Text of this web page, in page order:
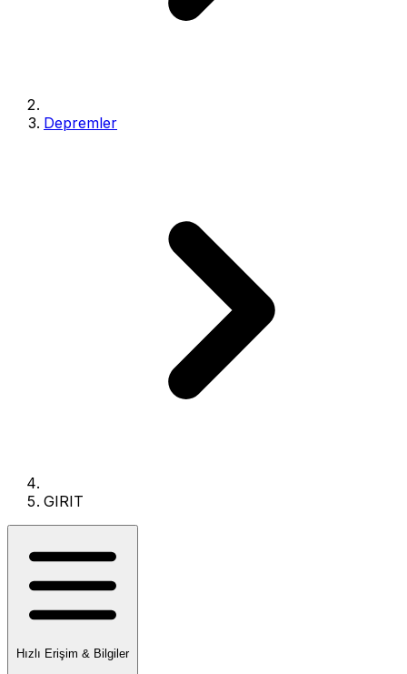
Depremler
GIRIT
Hızlı Erişim & Bilgiler